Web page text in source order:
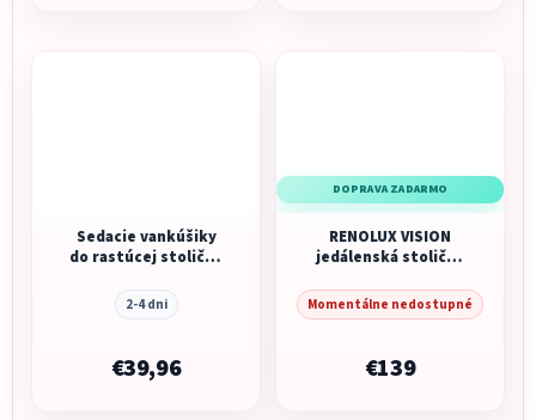
Sedacie vankúšiky
do rastúcej stoličky
2-4 dni
€39,96
DOPRAVA ZADARMO
RENOLUX VISION
jedálenská stolička
Momentálne nedostupné
€139